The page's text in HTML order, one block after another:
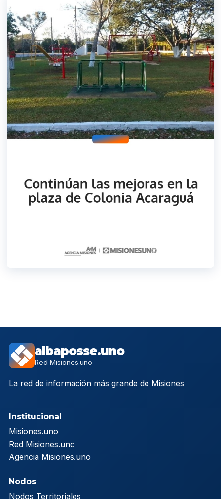
albaposse.uno
Red Misiones.uno
La red de información más grande de Misiones
Institucional
Misiones.uno
Red Misiones.uno
Agencia Misiones.uno
Nodos
Nodos Territoriales